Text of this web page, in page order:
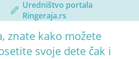
Uredništvo portala
Ringeraja.rs
znate kako možete
svoje dete čak i